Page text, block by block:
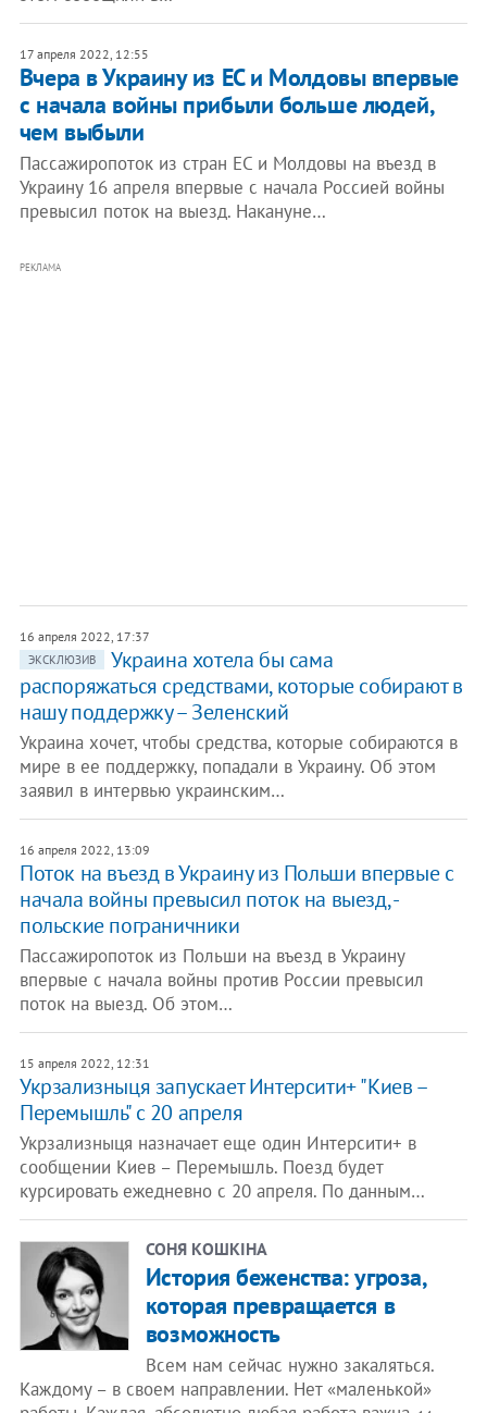
17 апреля 2022, 12:55
Вчера в Украину из ЕС и Молдовы впервые
с начала войны прибыли больше людей,
чем выбыли
Пассажиропоток из стран ЕС и Молдовы на въезд в
Украину 16 апреля впервые с начала Россией войны
превысил поток на выезд. Накануне…
РЕКЛАМА
16 апреля 2022, 17:37
ЭКСКЛЮЗИВ
Украина хотела бы сама
распоряжаться средствами, которые собирают в
нашу поддержку – Зеленский
Украина хочет, чтобы средства, которые собираются в
мире в ее поддержку, попадали в Украину. Об этом
заявил в интервью украинским…
16 апреля 2022, 13:09
Поток на въезд в Украину из Польши впервые с
начала войны превысил поток на выезд, -
польские пограничники
Пассажиропоток из Польши на въезд в Украину
впервые с начала войны против России превысил
поток на выезд. Об этом…
15 апреля 2022, 12:31
Укрзализныця запускает Интерсити+ "Киев –
Перемышль" с 20 апреля
Укрзализныця назначает еще один Интерсити+ в
сообщении Киев – Перемышль. Поезд будет
курсировать ежедневно с 20 апреля. По данным…
СОНЯ КОШКІНА
История беженства: угроза,
которая превращается в
возможность
Всем нам сейчас нужно закаляться.
Каждому – в своем направлении. Нет «маленькой»